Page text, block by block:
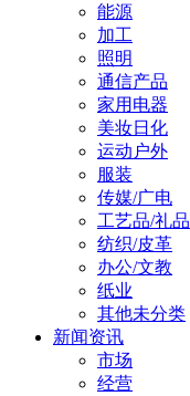
能源
加工
照明
通信产品
家用电器
美妆日化
运动户外
服装
传媒/广电
工艺品/礼品
纺织/皮革
办公/文教
纸业
其他未分类
新闻资讯
市场
经营